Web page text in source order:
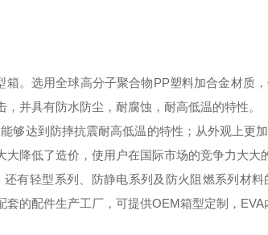
箱。选用全球高分子聚合物PP塑料加合金材质
并具有防水防尘，耐腐蚀，耐高低温的特性。
达到防摔抗震耐高低温的特性；从外观上更
降低了造价，使用户在国际市场的竞争力大大
还有轻型系列、 防静电系列 及 防火阻燃系列 材料
套的配件生产工厂，可提供OEM箱型定制，